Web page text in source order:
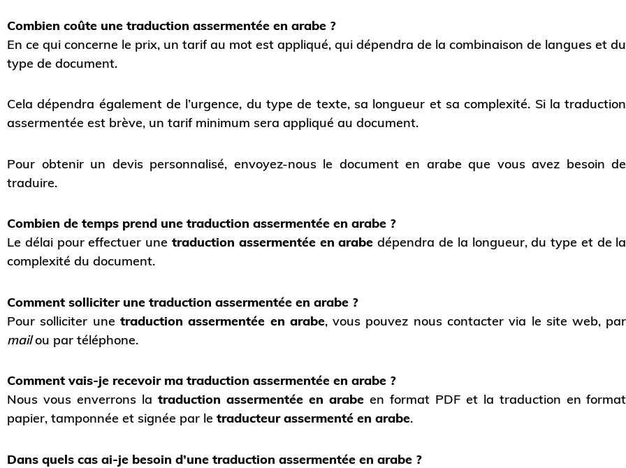
Combien coûte une traduction assermentée en arabe ?
En ce qui concerne le prix, un tarif au mot est appliqué, qui dépendra de la combinaison de langues et du
type de document.
Cela dépendra également de l’urgence, du type de texte, sa longueur et sa complexité. Si la traduction
assermentée est brève, un tarif minimum sera appliqué au document.
Pour obtenir un devis personnalisé, envoyez-nous le document en arabe que vous avez besoin de
traduire.
Combien de temps prend une traduction assermentée en arabe ?
Le délai pour effectuer une traduction assermentée en arabe dépendra de la longueur, du type et de la
complexité du document.
Comment solliciter une traduction assermentée en arabe ?
Pour solliciter une traduction assermentée en arabe, vous pouvez nous contacter via le site web, par
mailou par téléphone.
Comment vais-je recevoir ma traduction assermentée en arabe ?
Nous vous enverrons la traduction assermentée en arabe en format PDF et la traduction en format
papier, tamponnée et signée par le traducteur assermenté en arabe.
Dans quels cas ai-je besoin d’une traduction assermentée en arabe ?